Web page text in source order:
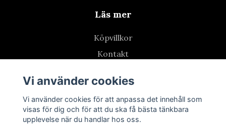
Läs mer
Köpvillkor
Kontakt
Vi använder cookies
Vi använder cookies för att anpassa det innehåll som
visas för dig och för att du ska få bästa tänkbara
upplevelse när du handlar hos oss.